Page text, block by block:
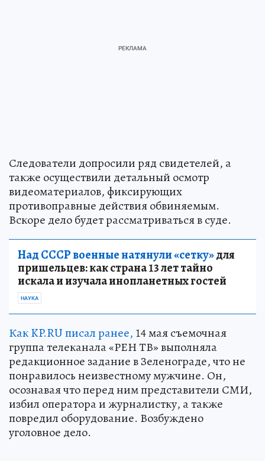
Следователи допросили ряд свидетелей, а
также осуществили детальный осмотр
видеоматериалов, фиксирующих
противоправные действия обвиняемым.
Вскоре дело будет рассматриваться в суде.
Над СССР военные натянули «сетку»для
пришельцев: как страна 13 лет тайно
искала и изучала инопланетных гостей
НАУКА
Как KP.RU писал ранее, 14 мая съемочная
группа телеканала «РЕН ТВ» выполняла
редакционное задание в Зеленограде, что не
понравилось неизвестному мужчине. Он,
осознавая что перед ним представители СМИ,
избил оператора и журналистку, а также
повредил оборудование. Возбуждено
уголовное дело.